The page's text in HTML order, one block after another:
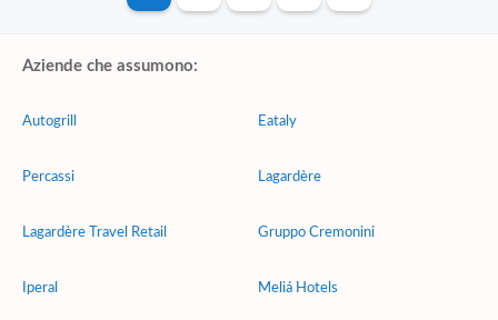
Aziende che assumono:
Autogrill
Percassi
Lagardère Travel Retail
Iperal
Eataly
Lagardère
Gruppo Cremonini
Meliá Hotels